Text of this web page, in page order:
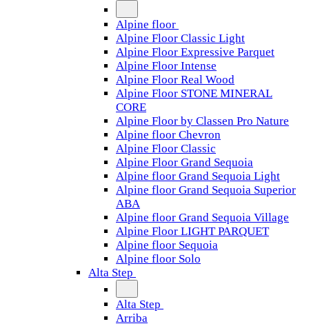
Alpine floor
Alpine Floor Classic Light
Alpine Floor Expressive Parquet
Alpine Floor Intense
Alpine Floor Real Wood
Alpine Floor STONE MINERAL
CORE
Alpine Floor by Classen Pro Nature
Alpine floor Chevron
Alpine Floor Classic
Alpine Floor Grand Sequoia
Alpine floor Grand Sequoia Light
Alpine floor Grand Sequoia Superior
ABA
Alpine floor Grand Sequoia Village
Alpine Floor LIGHT PARQUET
Alpine floor Sequoia
Alpine floor Solo
Alta Step
Alta Step
Arriba